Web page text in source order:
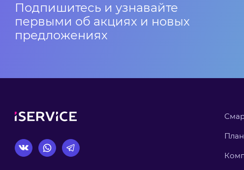
Подпишитесь и узнавайте
первыми об акциях и новых
предложениях